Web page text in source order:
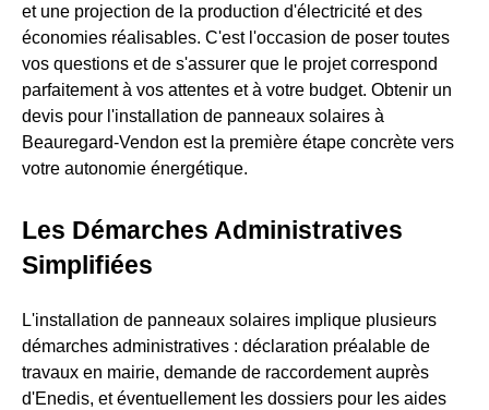
et une projection de la production d'électricité et des
économies réalisables. C'est l'occasion de poser toutes
vos questions et de s'assurer que le projet correspond
parfaitement à vos attentes et à votre budget. Obtenir un
devis pour l'installation de panneaux solaires à
Beauregard-Vendon est la première étape concrète vers
votre autonomie énergétique.
Les Démarches Administratives
Simplifiées
L'installation de panneaux solaires implique plusieurs
démarches administratives : déclaration préalable de
travaux en mairie, demande de raccordement auprès
d'Enedis, et éventuellement les dossiers pour les aides